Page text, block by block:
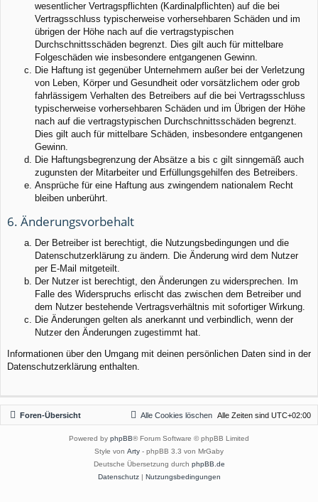
wesentlicher Vertragspflichten (Kardinalpflichten) auf die bei
Vertragsschluss typischerweise vorhersehbaren Schäden und im
übrigen der Höhe nach auf die vertragstypischen
Durchschnittsschäden begrenzt. Dies gilt auch für mittelbare
Folgeschäden wie insbesondere entgangenen Gewinn.
Die Haftung ist gegenüber Unternehmern außer bei der Verletzung
von Leben, Körper und Gesundheit oder vorsätzlichem oder grob
fahrlässigem Verhalten des Betreibers auf die bei Vertragsschluss
typischerweise vorhersehbaren Schäden und im Übrigen der Höhe
nach auf die vertragstypischen Durchschnittsschäden begrenzt.
Dies gilt auch für mittelbare Schäden, insbesondere entgangenen
Gewinn.
Die Haftungsbegrenzung der Absätze a bis c gilt sinngemäß auch
zugunsten der Mitarbeiter und Erfüllungsgehilfen des Betreibers.
Ansprüche für eine Haftung aus zwingendem nationalem Recht
bleiben unberührt.
6. Änderungsvorbehalt
Der Betreiber ist berechtigt, die Nutzungsbedingungen und die
Datenschutzerklärung zu ändern. Die Änderung wird dem Nutzer
per E-Mail mitgeteilt.
Der Nutzer ist berechtigt, den Änderungen zu widersprechen. Im
Falle des Widerspruchs erlischt das zwischen dem Betreiber und
dem Nutzer bestehende Vertragsverhältnis mit sofortiger Wirkung.
Die Änderungen gelten als anerkannt und verbindlich, wenn der
Nutzer den Änderungen zugestimmt hat.
Informationen über den Umgang mit deinen persönlichen Daten sind in der
Datenschutzerklärung enthalten.
Foren-Übersicht Alle Zeiten sind UTC+02:00
Alle Cookies löschen
Powered by phpBB® Forum Software © phpBB Limited
Style von Arty - phpBB 3.3 von MrGaby
Deutsche Übersetzung durch phpBB.de
Datenschutz| Nutzungsbedingungen